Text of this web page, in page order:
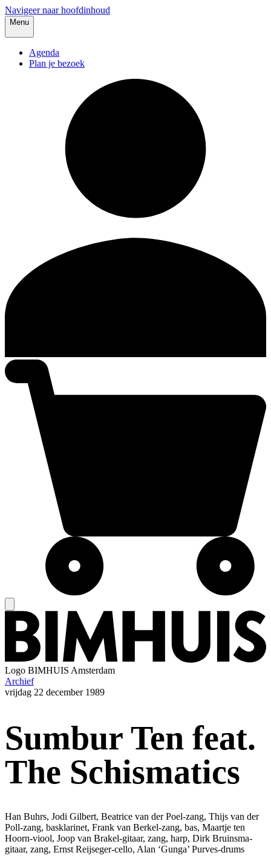
Navigeer naar hoofdinhoud
Menu
Agenda
Plan je bezoek
Logo BIMHUIS Amsterdam
Archief
vrijdag 22 december 1989
Sumbur Ten feat.
The Schismatics
Han Buhrs, Jodi Gilbert, Beatrice van der Poel-zang, Thijs van der
Poll-zang, basklarinet, Frank van Berkel-zang, bas, Maartje ten
Hoorn-viool, Joop van Brakel-gitaar, zang, harp, Dirk Bruinsma-
gitaar, zang, Ernst Reijseger-cello, Alan ‘Gunga’ Purves-drums